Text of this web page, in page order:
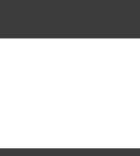
の茨城県水戸市